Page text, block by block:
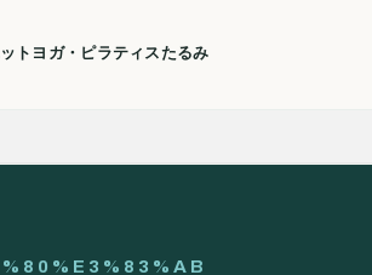
ト ヨガ・ピラティスたるみ